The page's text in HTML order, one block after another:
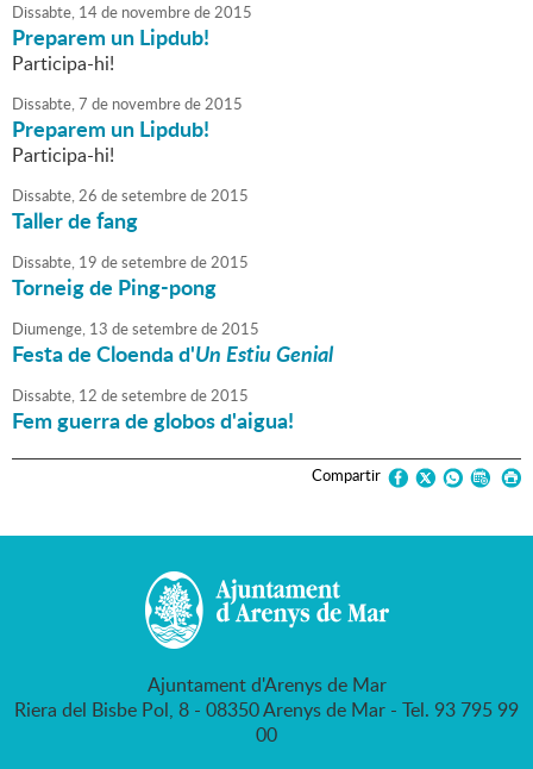
Dissabte, 14de novembrede2015
Preparem un Lipdub!
Participa-hi!
Dissabte,7 de novembrede2015
Preparem un Lipdub!
Participa-hi!
Dissabte,26 desetembrede2015
Taller de fang
Dissabte, 19 desetembrede2015
Torneig de Ping-pong
Diumenge, 13 desetembrede2015
Festa de Cloenda d'Un Estiu Genial
Dissabte, 12 desetembrede2015
Fem guerra de globos d'aigua!
Compartir
Ajuntament d'Arenys de Mar
Riera del Bisbe Pol, 8 - 08350 Arenys de Mar - Tel. 93 795 99
00